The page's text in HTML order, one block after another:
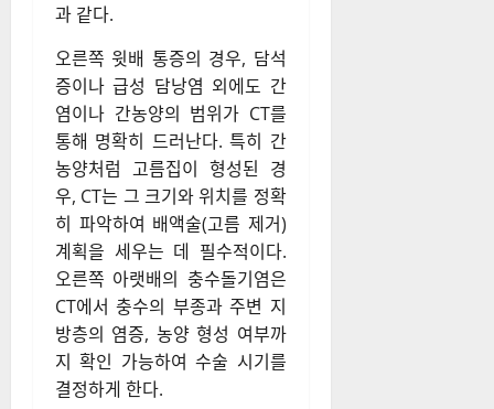
과 같다.
오른쪽 윗배 통증의 경우, 담석
증이나 급성 담낭염 외에도 간
염이나 간농양의 범위가 CT를
통해 명확히 드러난다. 특히 간
농양처럼 고름집이 형성된 경
우, CT는 그 크기와 위치를 정확
히 파악하여 배액술(고름 제거)
계획을 세우는 데 필수적이다.
오른쪽 아랫배의 충수돌기염은
CT에서 충수의 부종과 주변 지
방층의 염증, 농양 형성 여부까
지 확인 가능하여 수술 시기를
결정하게 한다.